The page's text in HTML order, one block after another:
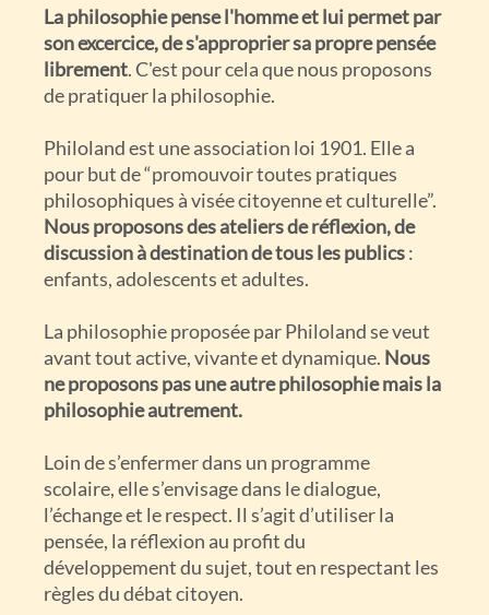
La philosophie pense l'homme et lui permet par
son excercice, de s'approprier sa propre pensée
librement. C'est pour cela que nous proposons
de pratiquer la philosophie.
Philoland est une association loi 1901. Elle a
pour but de “promouvoir toutes pratiques
philosophiques à visée citoyenne et culturelle”.
Nous proposons des ateliers de réflexion, de
discussion à destination de tous les publics:
enfants, adolescents et adultes.
La philosophie proposée par Philoland se veut
avant tout active, vivante et dynamique. Nous
ne proposons pas une autre philosophie mais la
philosophie autrement.
Loin de s’enfermer dans un programme
scolaire, elle s’envisage dans le dialogue,
l’échange et le respect. Il s’agit d’utiliser la
pensée, la réflexion au profit du
développement du sujet, tout en respectant les
règles du débat citoyen.